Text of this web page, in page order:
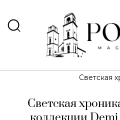
Светская
Светская